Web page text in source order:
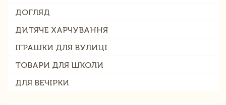
ДОГЛЯД
ДИТЯЧЕ ХАРЧУВАННЯ
ІГРАШКИ ДЛЯ ВУЛИЦІ
ТОВАРИ ДЛЯ ШКОЛИ
ДЛЯ ВЕЧІРКИ